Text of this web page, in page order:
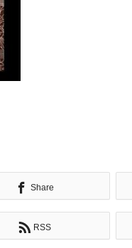
Share
RSS